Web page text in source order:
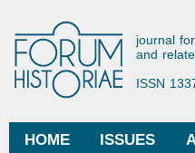
journal
and
ISSN
Main menu
HOME ISSUES